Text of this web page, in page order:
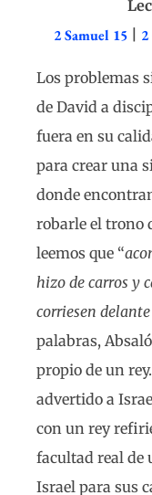
2 Samuel 15
Los problemas
de David a
fuera en su
para crear una
donde
robarle el trono
leemos que “
hizo de carros y
corriesen delante
palabras,
propio de un
advertido a
con un rey
facultad real de
Israel para sus